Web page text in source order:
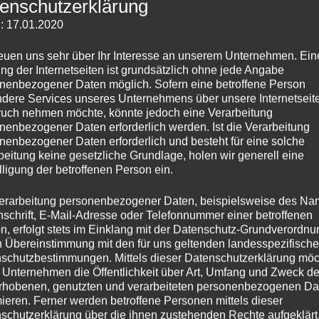
managing people from different cultures, being
information, preparation and training.
2015)
Working with partners from
cultural backgrounds is always a
an opportunity to grow and to meet
change one’s own approach to
THE TEAM supports you in two ways:
Training for Multi – Cultural Teams
We’ll explore together the basics of
evaluate cultures and at models to understand different
analyse the cultural backgrounds of the participants,
culture.
17.01.2020
uns sehr über Ihr Interesse an unserem Unternehmen.
der Internetseiten ist grundsätzlich ohne jede Angabe
Daten möglich. Sofern eine betroffene Person
Services unseres Unternehmens über unsere
nehmen möchte, könnte jedoch eine Verarbeitung
Daten erforderlich werden. Ist die Verarbeitung
Daten erforderlich und besteht für eine solche
keine gesetzliche Grundlage, holen wir generell eine
der betroffenen Person ein.
personenbezogener Daten, beispielsweise des
E-Mail-Adresse oder Telefonnummer einer betroffenen
erfolgt stets im Einklang mit der Datenschutz-
Übereinstimmung mit den für uns geltenden
Mittels dieser Datenschutzerklärung
Unternehmen die Öffentlichkeit über Art, Umfang und Zweck
genutzten und verarbeiteten personenbezogenen
Ferner werden betroffene Personen mittels dieser
über die ihnen zustehenden Rechte aufgeklärt.